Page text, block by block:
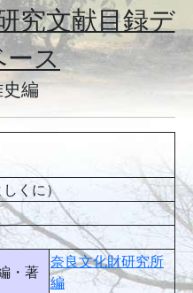
究文献目録デ
ース
編
くに）
・著
奈良文化財研究所
編